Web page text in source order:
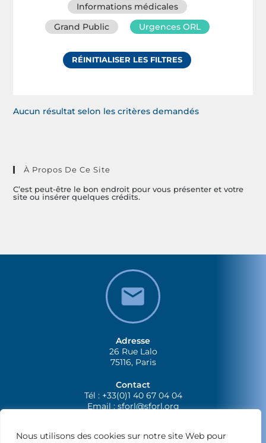
Nous utilisons des cookies sur notre site Web pour
Informations médicales
Grand Public
Urgences ORL
RÉINITIALISER LES FILTRES
Aucun résultat selon les critères demandés
À Propos De Ce Site
C’est peut-être le bon endroit pour vous présenter et votre
site ou insérer quelques crédits.
Adresse
26 Rue Lalo
75116, Paris
Contact
Tél : +33(0)1 40 67 04 04
Email :sforl@sforl.org